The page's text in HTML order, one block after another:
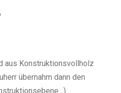
aus Konstruktionsvollholz
übernahm dann den